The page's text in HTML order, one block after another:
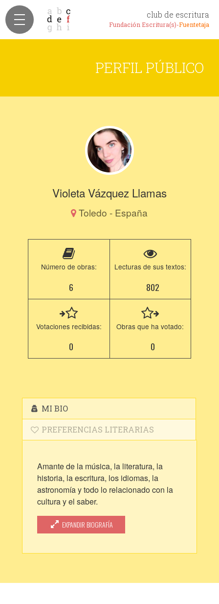
club de escritura
Fundación Escritura(s)-Fuentetaja
PERFIL PÚBLICO
Violeta Vázquez Llamas
Toledo - España
Número de obras:
6
Lecturas de sus textos:
802
Votaciones recibidas:
0
Obras que ha votado:
0
MI BIO
PREFERENCIAS LITERARIAS
Amante de la música, la literatura, la
historia, la escritura, los idiomas, la
astronomía y todo lo relacionado con la
cultura y el saber.
Escribo artículos relacionados con estos
temas en mi blog personal
(https://groovyvioleta.blogspot.com).
EXPANDIR BIOGRAFÍA